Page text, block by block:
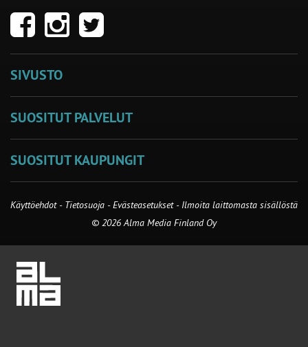
SIVUSTO
SUOSITUT PALVELUT
SUOSITUT KAUPUNGIT
Käyttöehdot - Tietosuoja -Evästeasetukset- Ilmoita laittomasta sisällöstä
© 2026 Alma Media Finland Oy